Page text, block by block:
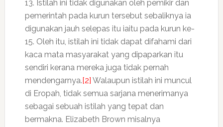
13. Istilah ini tidak digunakan oleh pemikir dan
pemerintah pada kurun tersebut sebaliknya ia
digunakan jauh selepas itu iaitu pada kurun ke-
15. Oleh itu, istilah ini tidak dapat difahami dari
kaca mata masyarakat yang dipaparkan itu
sendiri kerana mereka juga tidak pernah
mendengarnya.[2] Walaupun istilah ini muncul
di Eropah, tidak semua sarjana menerimanya
sebagai sebuah istilah yang tepat dan
bermakna. Elizabeth Brown misalnya